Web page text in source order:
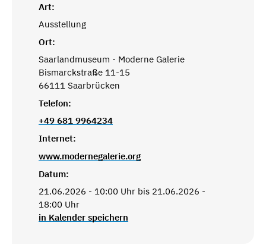
Art:
Ausstellung
Ort:
Saarlandmuseum - Moderne Galerie
Bismarckstraße 11-15
66111 Saarbrücken
Telefon:
+49 681 9964234
Internet:
www.modernegalerie.org
Datum:
21.06.2026 - 10:00 Uhr bis 21.06.2026 -
18:00 Uhr
in Kalender speichern